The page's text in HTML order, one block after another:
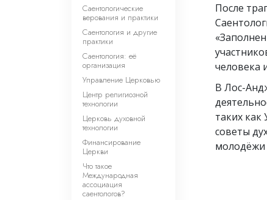
После
человека
В Лос-
таких
советы
молодёжи
Саентологические
верования и практики
Саентология и другие
практики
Саентология: её
организация
Управление Церковью
Центр религиозной
технологии
Церковь духовной
технологии
Финансирование
Церкви
Что такое
Международная
ассоциация
саентологов?